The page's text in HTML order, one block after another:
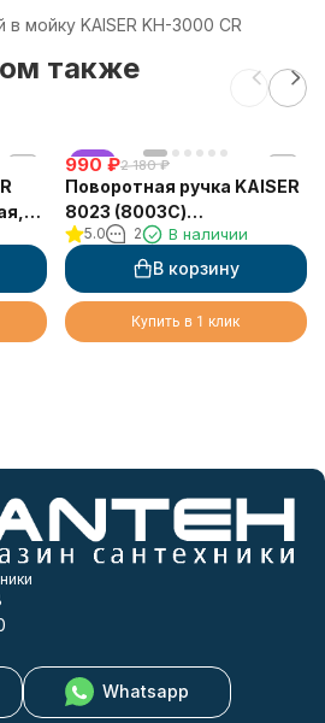
мойку KAISER KH-3000 CR
также
хит
990 ₽2 180 ₽
Поворотная ручка KAISER
8023 (8003С)
металлическая для слив-
перелива, универсальная,
хром
5.0 2 В наличии
В корзину
Купить в 1 клик
Whatsapp